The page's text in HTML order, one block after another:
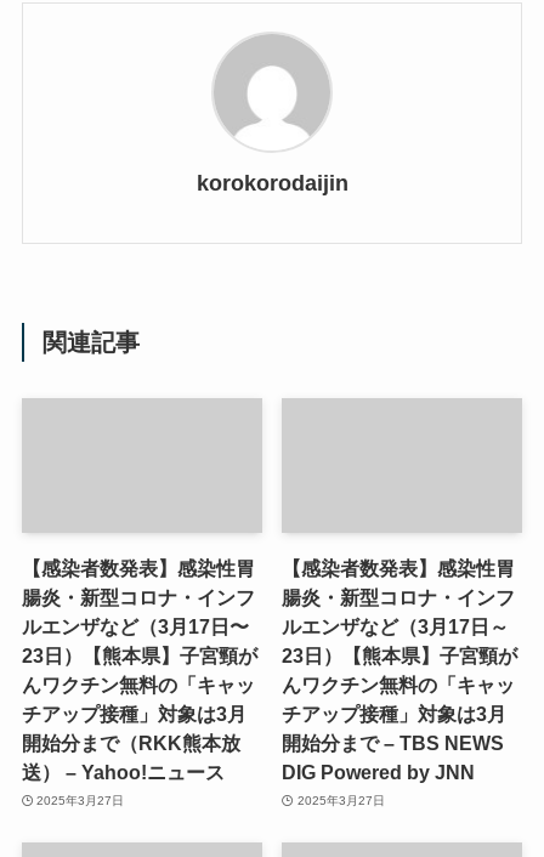
korokorodaijin
関連記事
【感染者数発表】感染性胃
腸炎・新型コロナ・インフ
ルエンザなど（3月17日〜
23日）【熊本県】子宮頸が
んワクチン無料の「キャッ
チアップ接種」対象は3月
開始分まで（RKK熊本放
送） – Yahoo!ニュース
2025年3月27日
【感染者数発表】感染性胃
腸炎・新型コロナ・インフ
ルエンザなど（3月17日～
23日）【熊本県】子宮頸が
んワクチン無料の「キャッ
チアップ接種」対象は3月
開始分まで – TBS NEWS
DIG Powered by JNN
2025年3月27日